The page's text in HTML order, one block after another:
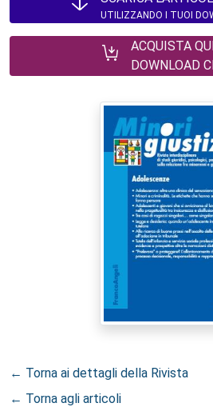
UTILIZZANDO I TUOI
ACQUISTA
DOWNLOAD
← Torna ai dettagli della Rivista
← Torna agli articoli